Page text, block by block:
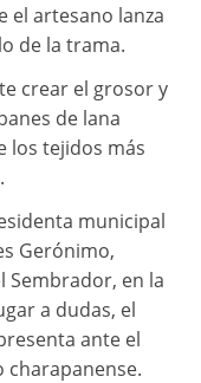
el artesano lanza
de la trama.
crear el grosor y
de lana
los tejidos más
municipal
Gerónimo,
Sembrador, en la
a dudas, el
ante el
charapanense.